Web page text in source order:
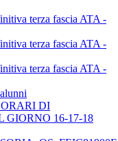
terza fascia ATA -
terza fascia ATA -
terza fascia ATA -
DI
GIORNO 16-17-18